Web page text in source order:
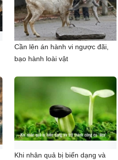
Cần lên án hành vi ngược đãi,
bạo hành loài vật
Khi nhân quả bị biến dạng và